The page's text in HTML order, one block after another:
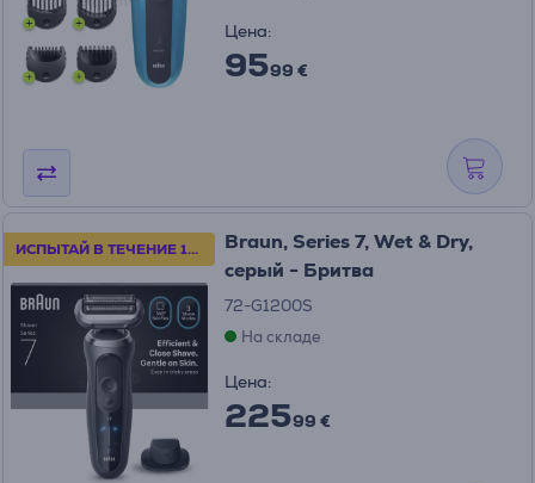
Цена:
9599 €
ИСПЫТАЙ В ТЕЧЕНИЕ 100 ДНЕЙ
Braun, Series 7, Wet & Dry,
серый - Бритва
72-G1200S
На складе
Цена:
22599 €